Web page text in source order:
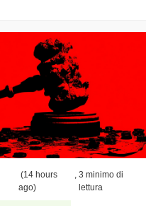
(14 hours
ago)
3 minimo di
lettura